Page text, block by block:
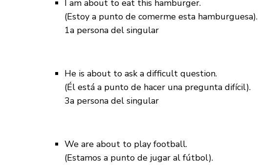
I am about to eat this hamburger.
(Estoy a punto de comerme esta hamburguesa).
1a persona del singular
He is about to ask a difficult question.
(Él está a punto de hacer una pregunta difícil).
3a persona del singular
We are about to play football.
(Estamos a punto de jugar al fútbol).